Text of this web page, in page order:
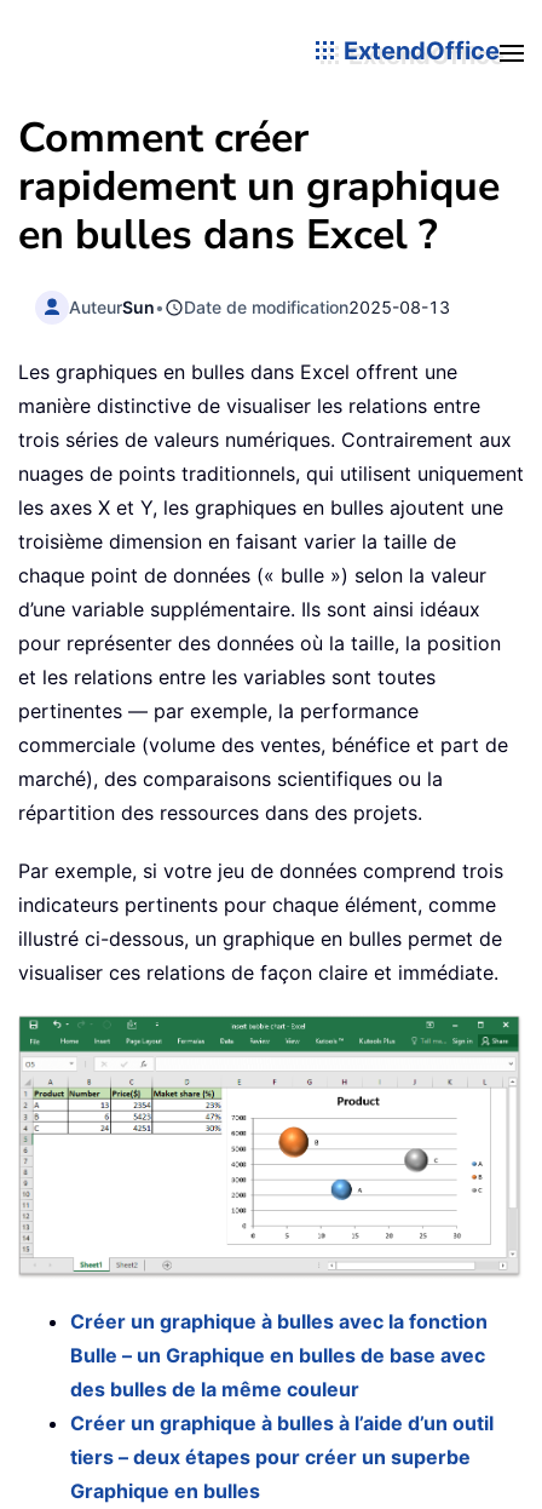
ExtendOffice
Comment créer
rapidement un graphique
en bulles dans Excel ?
AuteurSun• Date de modification2025-08-13
Les graphiques en bulles dans Excel offrent une
manière distinctive de visualiser les relations entre
trois séries de valeurs numériques. Contrairement aux
nuages de points traditionnels, qui utilisent uniquement
les axes X et Y, les graphiques en bulles ajoutent une
troisième dimension en faisant varier la taille de
chaque point de données (« bulle ») selon la valeur
d’une variable supplémentaire. Ils sont ainsi idéaux
pour représenter des données où la taille, la position
et les relations entre les variables sont toutes
pertinentes — par exemple, la performance
commerciale (volume des ventes, bénéfice et part de
marché), des comparaisons scientifiques ou la
répartition des ressources dans des projets.
Par exemple, si votre jeu de données comprend trois
indicateurs pertinents pour chaque élément, comme
illustré ci-dessous, un graphique en bulles permet de
visualiser ces relations de façon claire et immédiate.
Créer un graphique à bulles avec la fonction
Bulle – un Graphique en bulles de base avec
des bulles de la même couleur
Créer un graphique à bulles à l’aide d’un outil
tiers – deux étapes pour créer un superbe
Graphique en bulles